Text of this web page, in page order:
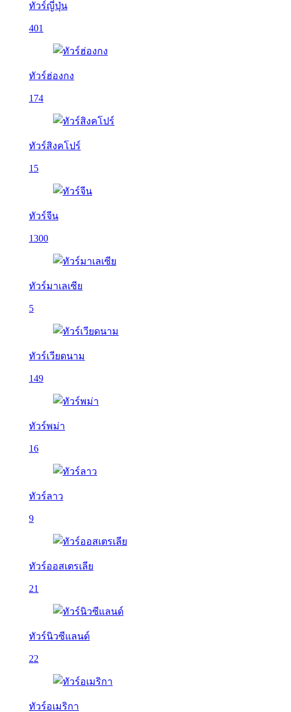
ทัวร์ญี่ปุ่น
401
ทัวร์ฮ่องกง
174
ทัวร์สิงคโปร์
15
ทัวร์จีน
1300
ทัวร์มาเลเซีย
5
ทัวร์เวียดนาม
149
ทัวร์พม่า
16
ทัวร์ลาว
9
ทัวร์ออสเตรเลีย
21
ทัวร์นิวซีแลนด์
22
ทัวร์อเมริกา